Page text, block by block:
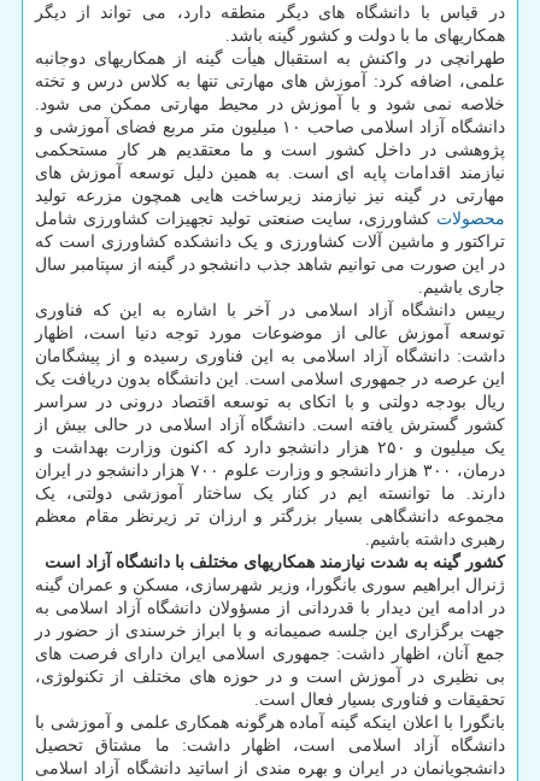
در قیاس با دانشگاه های دیگر منطقه دارد، می تواند از دیگر
همکاریهای ما با دولت و کشور گینه باشد.
طهرانچی در واکنش به استقبال هیأت گینه از همکاریهای دوجانبه
علمی، اضافه کرد: آموزش های مهارتی تنها به کلاس درس و تخته
خلاصه نمی شود و با آموزش در محیط مهارتی ممکن می شود.
دانشگاه آزاد اسلامی صاحب ۱۰ میلیون متر مربع فضای آموزشی و
پژوهشی در داخل کشور است و ما معتقدیم هر کار مستحکمی
نیازمند اقدامات پایه ای است. به همین دلیل توسعه آموزش های
مهارتی در گینه نیز نیازمند زیرساخت هایی همچون مزرعه تولید
محصولات کشاورزی، سایت صنعتی تولید تجهیزات کشاورزی شامل
تراکتور و ماشین آلات کشاورزی و یک دانشکده کشاورزی است که
در این صورت می توانیم شاهد جذب دانشجو در گینه از سپتامبر سال
جاری باشیم.
رییس دانشگاه آزاد اسلامی در آخر با اشاره به این که فناوری
توسعه آموزش عالی از موضوعات مورد توجه دنیا است، اظهار
داشت: دانشگاه آزاد اسلامی به این فناوری رسیده و از پیشگامان
این عرصه در جمهوری اسلامی است. این دانشگاه بدون دریافت یک
ریال بودجه دولتی و با اتکای به توسعه اقتصاد درونی در سراسر
کشور گسترش یافته است. دانشگاه آزاد اسلامی در حالی بیش از
یک میلیون و ۲۵۰ هزار دانشجو دارد که اکنون وزارت بهداشت و
درمان، ۳۰۰ هزار دانشجو و وزارت علوم ۷۰۰ هزار دانشجو در ایران
دارند. ما توانسته ایم در کنار یک ساختار آموزشی دولتی، یک
مجموعه دانشگاهی بسیار بزرگتر و ارزان تر زیرنظر مقام معظم
رهبری داشته باشیم.
کشور گینه به شدت نیازمند همکاریهای مختلف با دانشگاه آزاد است
ژنرال ابراهیم سوری بانگورا، وزیر شهرسازی، مسکن و عمران گینه
در ادامه این دیدار با قدردانی از مسؤولان دانشگاه آزاد اسلامی به
جهت برگزاری این جلسه صمیمانه و با ابراز خرسندی از حضور در
جمع آنان، اظهار داشت: جمهوری اسلامی ایران دارای فرصت های
بی نظیری در آموزش است و در حوزه های مختلف از تکنولوژی،
تحقیقات و فناوری بسیار فعال است.
بانگورا با اعلان اینکه گینه آماده هرگونه همکاری علمی و آموزشی با
دانشگاه آزاد اسلامی است، اظهار داشت: ما مشتاق تحصیل
دانشجویانمان در ایران و بهره مندی از اساتید دانشگاه آزاد اسلامی